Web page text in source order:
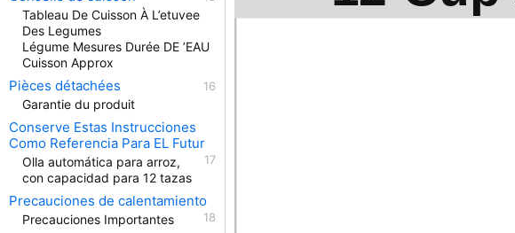
Tableau De Cuisson À L’etuvee
Des Legumes
Légume Mesures Durée DE ’EAU
Cuisson Approx
Pièces détachées
Garantie du produit
Conserve Estas Instrucciones
Como Referencia Para EL Futur
Olla automática para arroz,
con capacidad para 12 tazas
Precauciones de calentamiento
Precauciones Importantes